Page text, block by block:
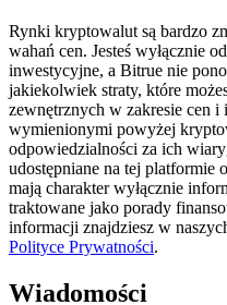
Zostań traderem
transakcji
Rynki kryptowalut są bardzo
wahań cen. Jesteś wyłącznie
inwestycyjne, a Bitrue nie
jakiekolwiek straty, które
zewnętrznych w zakresie cen
wymienionymi powyżej
odpowiedzialności za ich
udostępniane na tej platformie
mają charakter wyłącznie
traktowane jako porady
informacji znajdziesz w
Polityce Prywatności.
Wiadomości